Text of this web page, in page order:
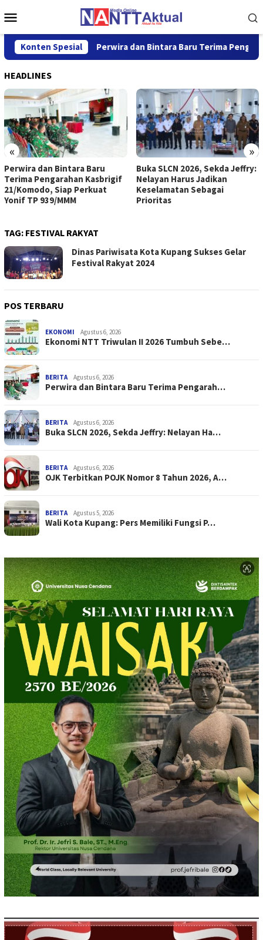
ke
Mobile
Konten SpesialPerwira dan Bintara Baru Terima Pengarahan
HEADLINES
« »
Perwira dan Bintara Baru
Terima Pengarahan Kasbrigif
21/Komodo, Siap Perkuat
Yonif TP 939/MMM
Buka SLCN 2026, Sekda Jeffry:
Nelayan Harus Jadikan
Keselamatan Sebagai
Prioritas
TAG: FESTIVAL RAKYAT
Dinas Pariwisata Kota Kupang Sukses Gelar
Festival Rakyat 2024
POS TERBARU
EKONOMI Agustus 6, 2026
Ekonomi NTT Triwulan II 2026 Tumbuh Sebe…
BERITA Agustus 6, 2026
Perwira dan Bintara Baru Terima Pengarah…
BERITA Agustus 6, 2026
Buka SLCN 2026, Sekda Jeffry: Nelayan Ha…
BERITA Agustus 6, 2026
OJK Terbitkan POJK Nomor 8 Tahun 2026, A…
BERITA Agustus 5, 2026
Wali Kota Kupang: Pers Memiliki Fungsi P…